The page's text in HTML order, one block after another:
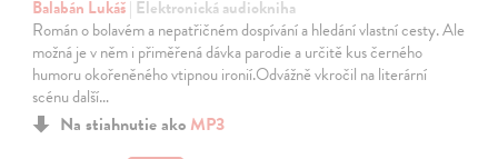
Balabán Lukáš| Elektronická audiokniha
Román o bolavém a nepatřičném dospívání a hledání vlastní cesty. Ale
možná je v něm i přiměřená dávka parodie a určitě kus černého
humoru okořeněného vtipnou ironií.Odvážně vkročil na literární
scénu další…
Na stiahnutie ako MP3